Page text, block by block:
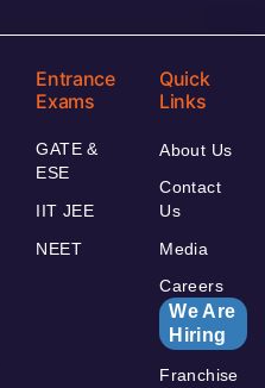
Entrance
Exams
GATE &
ESE
IIT JEE
NEET
Quick
Links
About Us
Contact
Us
Media
Careers
We Are
Hiring
Franchise